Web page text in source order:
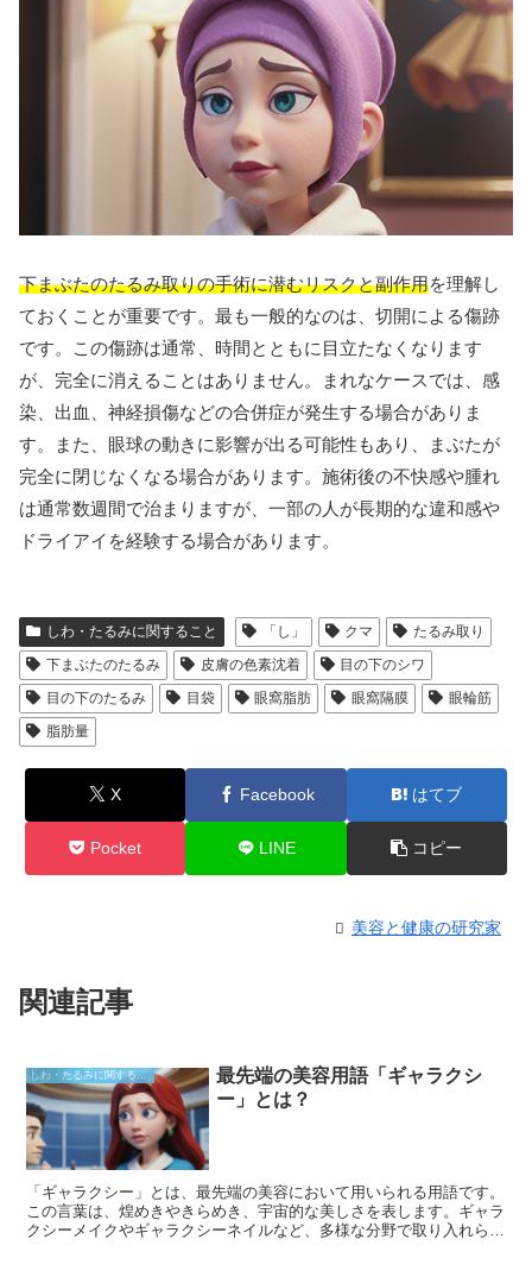
下まぶたのたるみ取りの手術に潜むリスクと副作用を理解し
ておくことが重要です。最も一般的なのは、切開による傷跡
です。この傷跡は通常、時間とともに目立たなくなります
が、完全に消えることはありません。まれなケースでは、感
染、出血、神経損傷などの合併症が発生する場合がありま
す。また、眼球の動きに影響が出る可能性もあり、まぶたが
完全に閉じなくなる場合があります。施術後の不快感や腫れ
は通常数週間で治まりますが、一部の人が長期的な違和感や
ドライアイを経験する場合があります。
しわ・たるみに関すること 「し」 クマ
たるみ取り
下まぶたのたるみ
皮膚の色素沈着
目の下のシワ
目の下のたるみ
目袋 眼窩脂肪 眼窩隔膜
眼輪筋
脂肪量
X Facebook はてブ
Pocket LINE コピー
美容と健康の研究家
関連記事
しわ・たるみに関すること
最先端の美容用語「ギャラクシ
ー」とは？
「ギャラクシー」とは、最先端の美容において用いられる用語です。
この言葉は、煌めきやきらめき、宇宙的な美しさを表します。ギャラ
クシーメイクやギャラクシーネイルなど、多様な分野で取り入れられ